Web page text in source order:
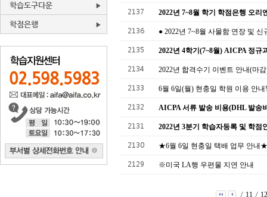
학습도구다운
학점은행
2137 2022년 7~8월 학기 학점은행 오리
2136 ● 2022년 7~8월 사물함 연장 및 신
2135 2022년 4학기(7~8월) AICPA 정
2134 2022년 합격수기 이벤트 안내(마
2133 6월 6일(월) 현충일 학원 이용 안
2132 AICPA 서류 발송 비용(DHL 발송
2131 2022년 3분기 학습자등록 및 학점
2130 ★6월 6일 현충일 택배 업무 안내★
2129 ※미국 LA행 우편물 지연 안내
/ 11 /